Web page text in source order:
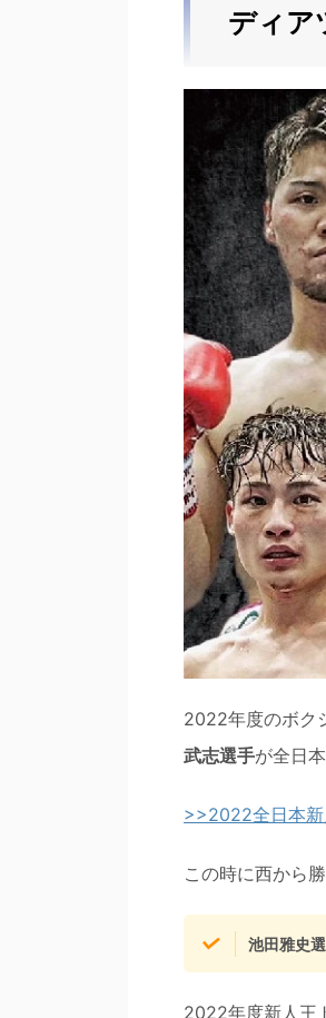
ディア
2022年度のボク
武志選手が全日
>>2022全日本新
この時に西から
池田雅史
2022年度新人王